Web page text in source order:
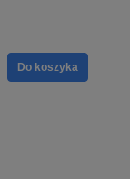
Do koszyka